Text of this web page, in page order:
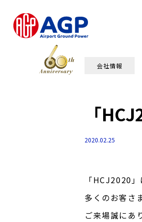
会社情報
「
2020.02.25
「HCJ2020
多くのお客さ
ご来場誠にあ